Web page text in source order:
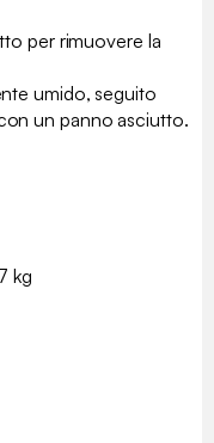
per rimuovere la
umido, seguito
un panno asciutto.
kg